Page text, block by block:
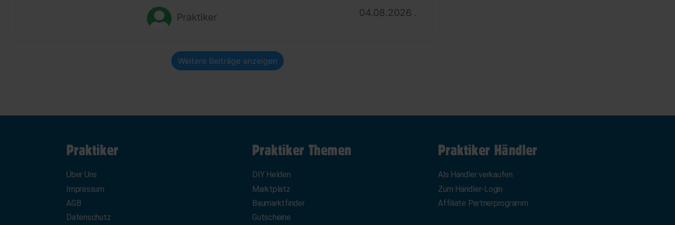
Praktiker 04.08.2026 .
Weitere Beiträge anzeigen
Praktiker
Über Uns
Impressum
AGB
Datenschutz
Praktiker Themen
DIY Helden
Marktplatz
Baumarktfinder
Gutscheine
Praktiker Händler
Als Händler verkaufen
Zum Händler-Login
Affiliate Partnerprogramm